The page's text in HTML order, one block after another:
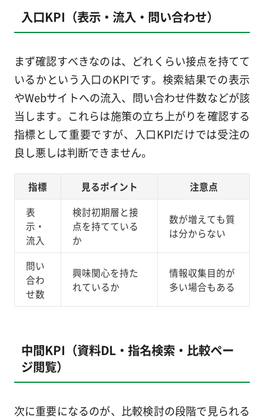
入口KPI（表示・流入・問い合わせ）
まず確認すべきなのは、どれくらい接点を持てて
いるかという入口のKPIです。検索結果での表示
やWebサイトへの流入、問い合わせ件数などが該
当します。これらは施策の立ち上がりを確認する
指標として重要ですが、入口KPIだけでは受注の
良し悪しは判断できません。
指標 見るポイント
注意点
表
示・
流入
検討初期層と接
点を持てている
か
数が増えても質
は分からない
問い
合わ
せ数
興味関心を持た
れているか
情報収集目的が
多い場合もある
中間KPI（資料DL・指名検索・比較ペー
ジ閲覧）
次に重要になるのが、比較検討の段階で見られる